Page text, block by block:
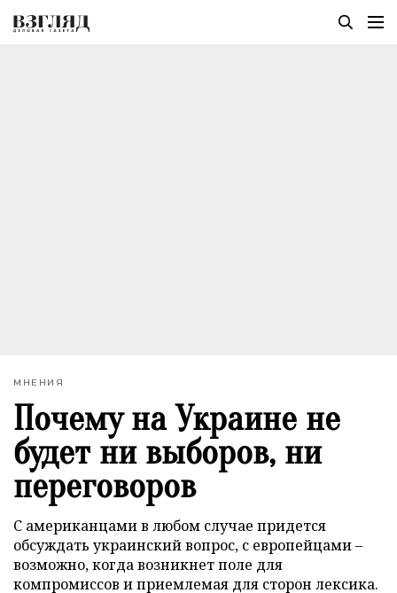
МНЕНИЯ
Почему на Украине не
будет ни выборов, ни
переговоров
С американцами в любом случае придется
обсуждать украинский вопрос, с европейцами –
возможно, когда возникнет поле для
компромиссов и приемлемая для сторон лексика.